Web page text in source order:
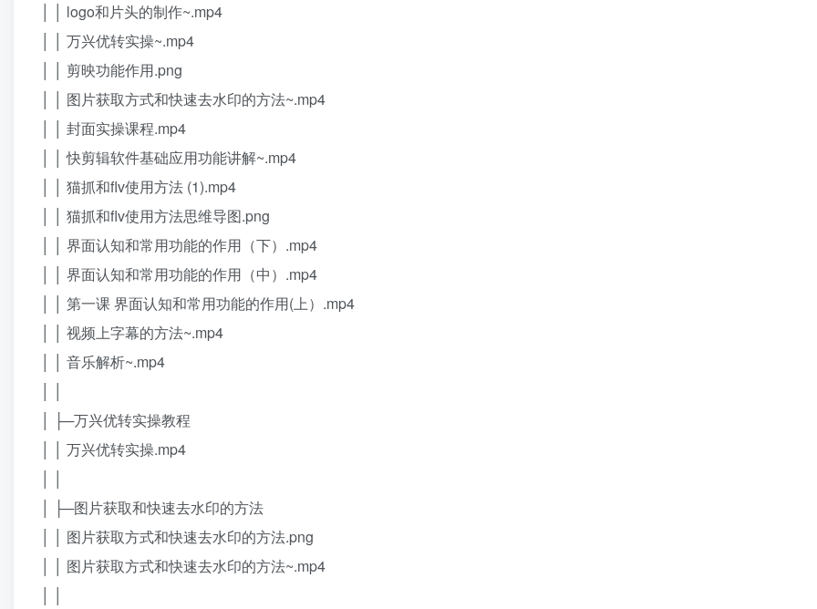
│ │ logo和片头的制作~.mp4
│ │ 万兴优转实操~.mp4
│ │ 剪映功能作用.png
│ │ 图片获取方式和快速去水印的方法~.mp4
│ │ 封面实操课程.mp4
│ │ 快剪辑软件基础应用功能讲解~.mp4
│ │ 猫抓和flv使用方法 (1).mp4
│ │ 猫抓和flv使用方法思维导图.png
│ │ 界面认知和常用功能的作用（下）.mp4
│ │ 界面认知和常用功能的作用（中）.mp4
│ │ 第一课 界面认知和常用功能的作用(上）.mp4
│ │ 视频上字幕的方法~.mp4
│ │ 音乐解析~.mp4
│ ├─万兴优转实操教程
│ │ 万兴优转实操.mp4
│ ├─图片获取和快速去水印的方法
│ │ 图片获取方式和快速去水印的方法.png
│ │ 图片获取方式和快速去水印的方法~.mp4